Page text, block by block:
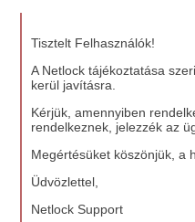
Tisztelt Felhasználók!
A Netlock tájékoztatása
kerül javításra.
Kérjük, amennyiben
rendelkeznek, jelezzék az
Megértésüket köszönjük, a
Üdvözlettel,
Netlock Support